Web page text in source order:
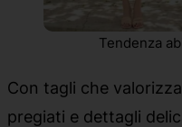
Tendenza
Con tagli che
pregiati e dettagli